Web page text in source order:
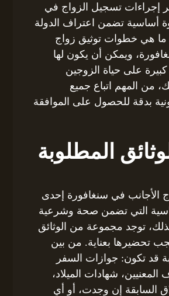
إجراءات تسجيل الزواج في
أساسية تضمن اعتراف الدولة
ما هي خطوات توثيق زواج
ويمكن أن يكون لها
كبيرة على حياة الزوجين
من المهم اتباع جميع
بدقة للحصول على الموافقة
المطلوبة
الأجانب في سنغافورة إحدى
التي تضمن صحة وشرعية
بذلك، توجد مجموعة من الوثائق
تحضيرها بعناية. من بين
قد تكون: جوازات السفر
المعنيين، شهادات الميلاد،
السابقة إن وجدت، أو أي